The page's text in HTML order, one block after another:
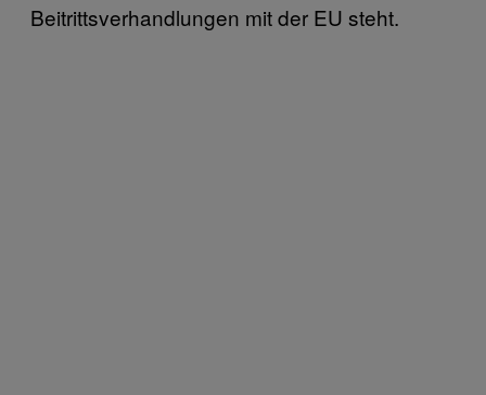
Beitrittsverhandlungen mit der EU steht.